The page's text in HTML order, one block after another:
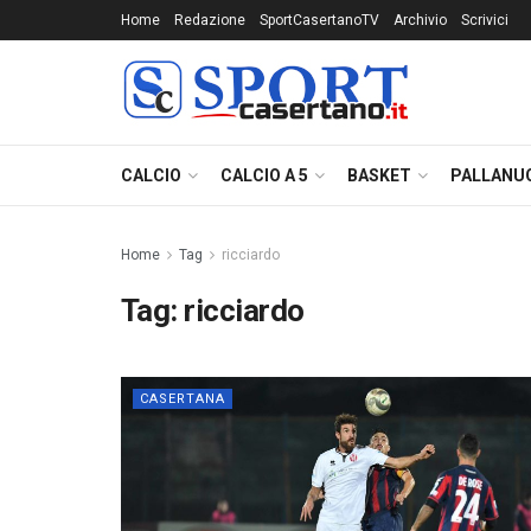
Home Redazione SportCasertanoTV Archivio Scrivici
CALCIO CALCIO A 5 BASKET
Home Tag ricciardo
Tag: ricciardo
CASERTANA